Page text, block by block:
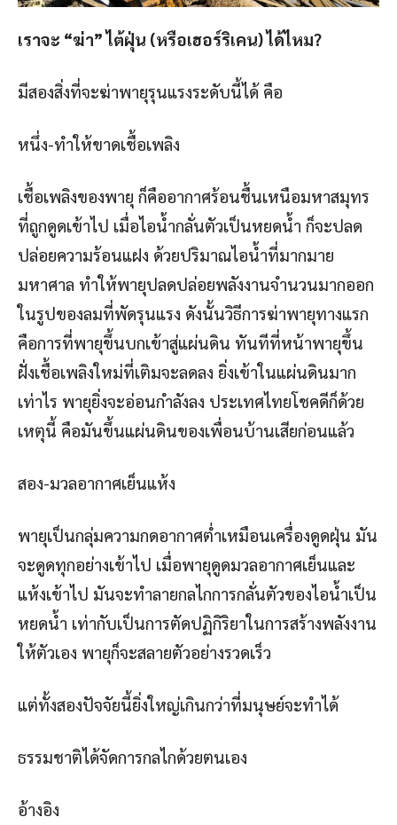
เราจะ “ฆ่า” ไต้ฝุ่น (หรือเฮอร์ริเคน) ได้ไหม?
มีสองสิ่งที่จะฆ่าพายุรุนแรงระดับนี้ได้ คือ
หนึ่ง-ทำให้ขาดเชื้อเพลิง
เชื้อเพลิงของพายุ ก็คืออากาศร้อนชื้นเหนือมหาสมุทร
ที่ถูกดูดเข้าไป เมื่อไอน้ำกลั่นตัวเป็นหยดน้ำ ก็จะปลด
ปล่อยความร้อนแฝง ด้วยปริมาณไอน้ำที่มากมาย
มหาศาล ทำให้พายุปลดปล่อยพลังงานจำนวนมากออก
ในรูปของลมที่พัดรุนแรง ดังนั้นวิธีการฆ่าพายุทางแรก
คือการที่พายุขึ้นบกเข้าสู่แผ่นดิน ทันทีที่หน้าพายุขึ้น
ฝั่งเชื้อเพลิงใหม่ที่เติมจะลดลง ยิ่งเข้าในแผ่นดินมาก
เท่าไร พายุยิ่งจะอ่อนกำลังลง ประเทศไทยโชคดีก็ด้วย
เหตุนี้ คือมันขึ้นแผ่นดินของเพื่อนบ้านเสียก่อนแล้ว
สอง-มวลอากาศเย็นแห้ง
พายุเป็นกลุ่มความกดอากาศต่ำเหมือนเครื่องดูดฝุ่น มัน
จะดูดทุกอย่างเข้าไป เมื่อพายุดูดมวลอากาศเย็นและ
แห้งเข้าไป มันจะทำลายกลไกการกลั่นตัวของไอน้ำเป็น
หยดน้ำ เท่ากับเป็นการตัดปฏิกิริยาในการสร้างพลังงาน
ให้ตัวเอง พายุก็จะสลายตัวอย่างรวดเร็ว
แต่ทั้งสองปัจจัยนี้ยิ่งใหญ่เกินกว่าที่มนุษย์จะทำได้
ธรรมชาติได้จัดการกลไกด้วยตนเอง
อ้างอิง